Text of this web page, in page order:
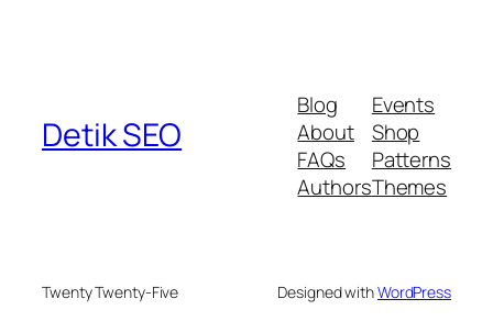
Detik SEO
Blog
About
FAQs
Authors
Events
Shop
Patterns
Themes
Twenty Twenty-Five Designed withWordPress